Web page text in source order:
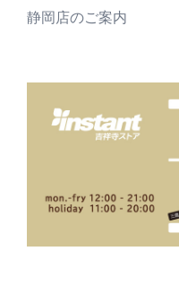
静岡店のご案内